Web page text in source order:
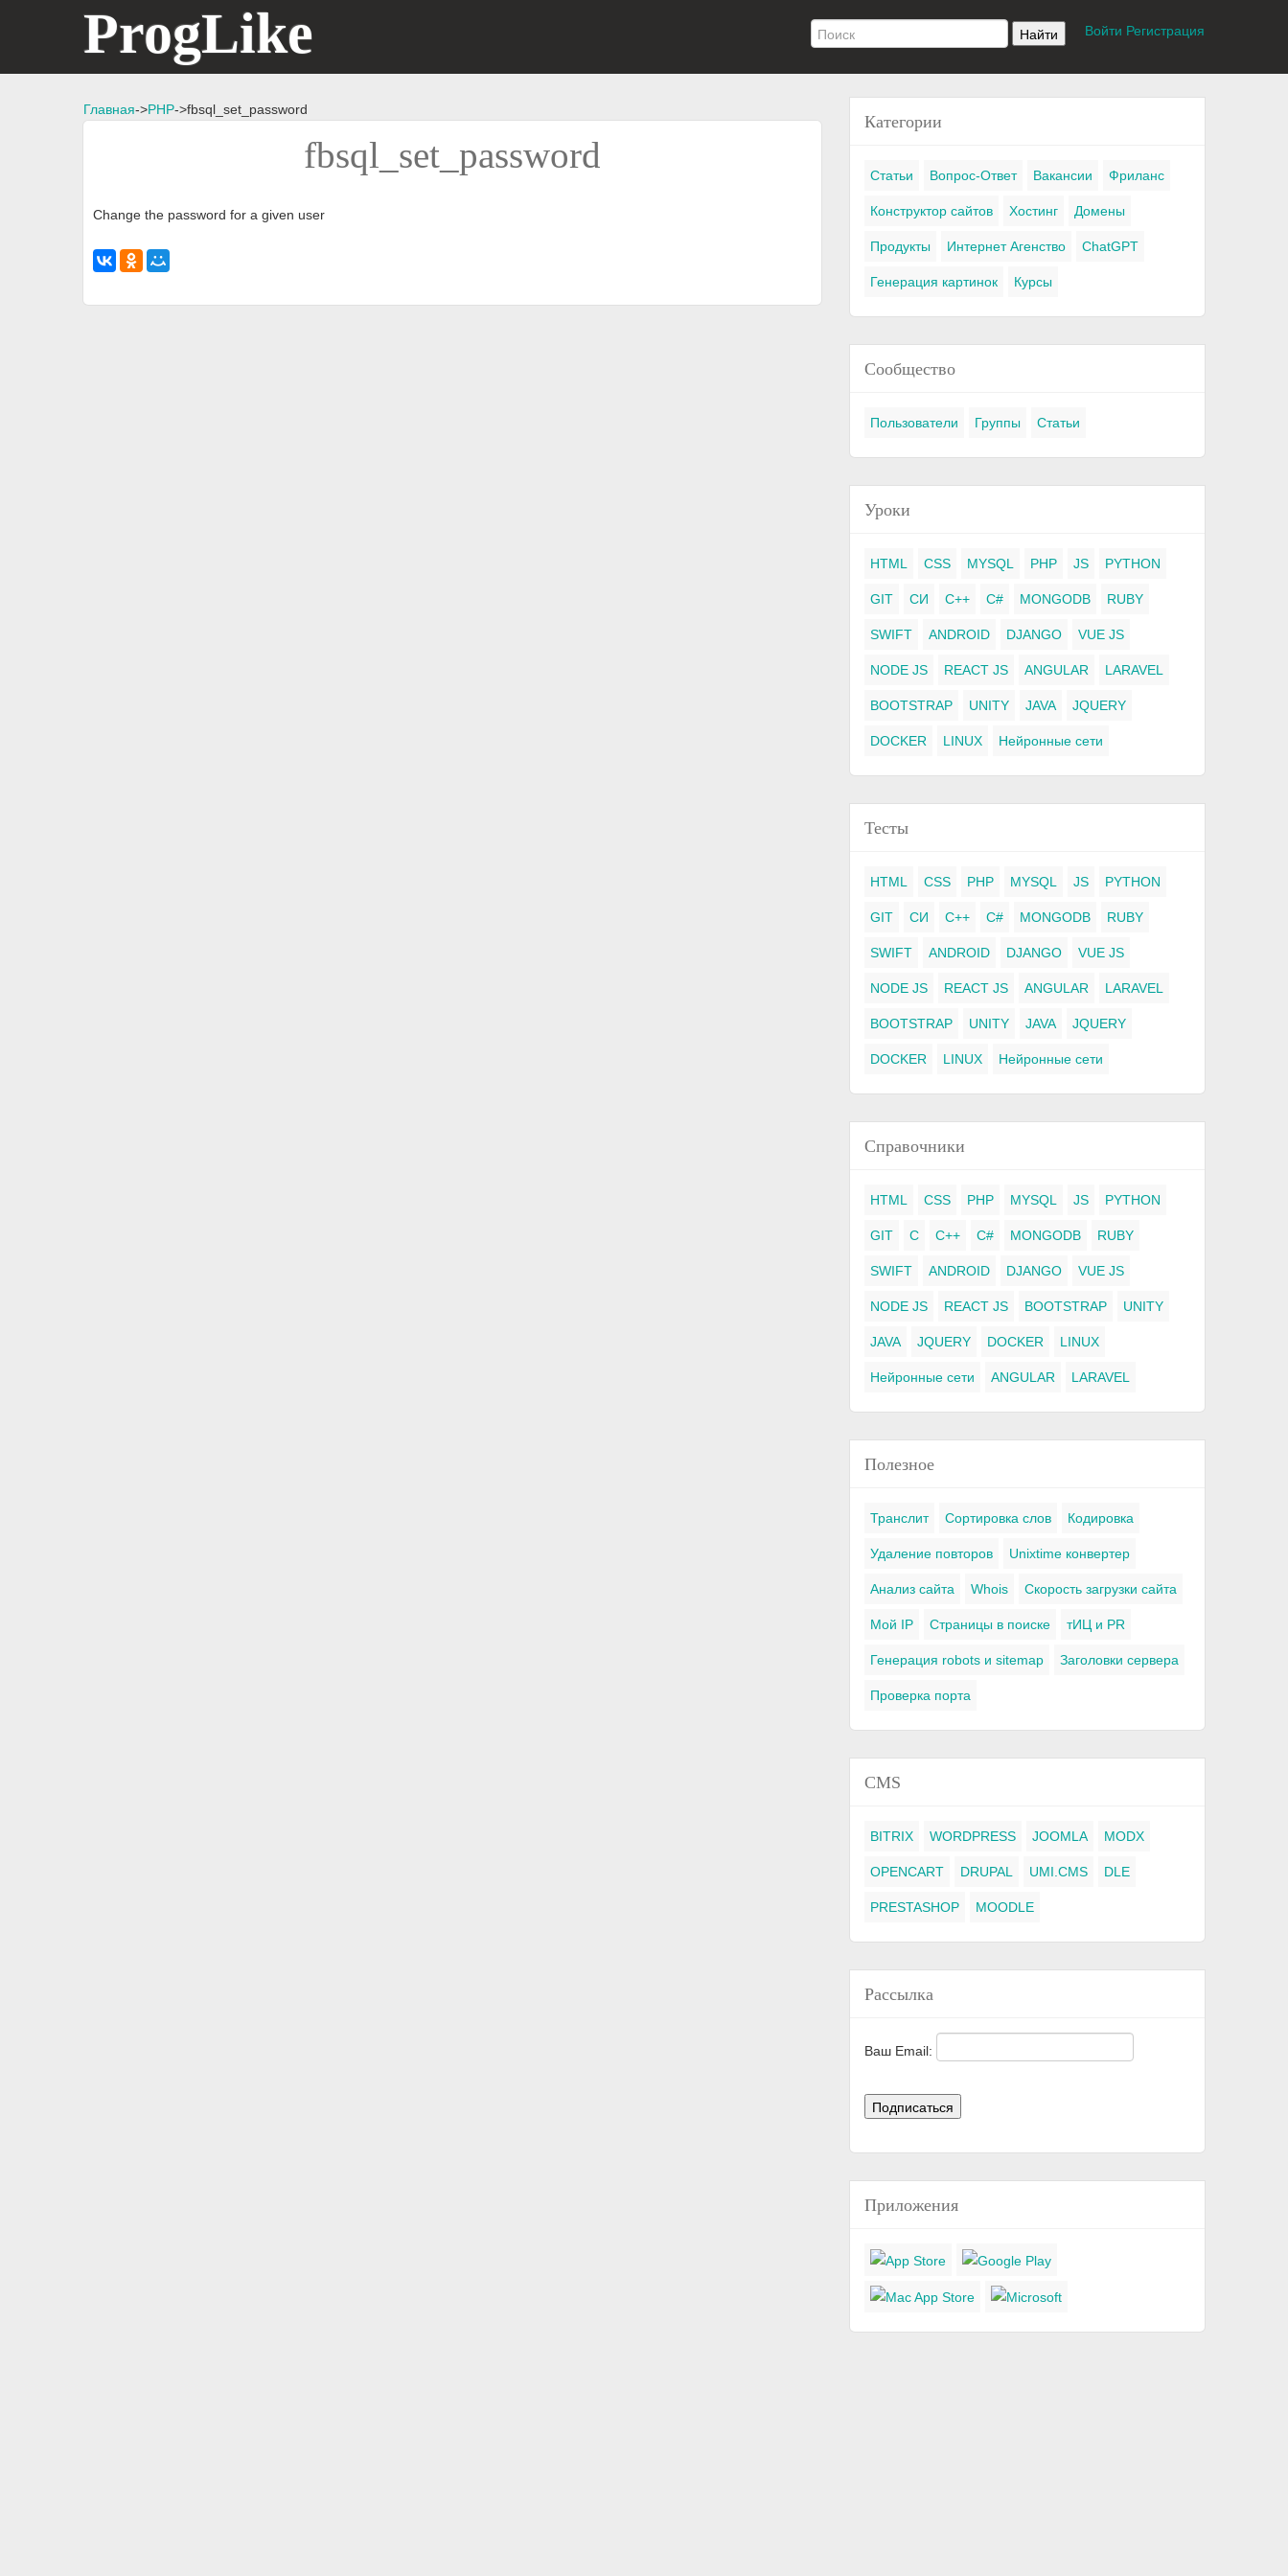
ProgLike Войти Регистрация
Главная->PHP->fbsql_set_password
fbsql_set_password
Change the password for a given user
Категории
Статьи Вопрос-Ответ Вакансии Фриланс
Конструктор сайтов Хостинг Домены
Продукты Интернет Агенство ChatGPT
Генерация картинок Курсы
Сообщество
Пользователи Группы Статьи
Уроки
HTML CSS MYSQL PHP JS PYTHON
GIT СИ C++ C# MONGODB RUBY
SWIFT ANDROID DJANGO VUE JS
NODE JS REACT JS ANGULAR LARAVEL
BOOTSTRAP UNITY JAVA JQUERY
DOCKER LINUX Нейронные сети
Тесты
HTML CSS PHP MYSQL JS PYTHON
GIT СИ C++ C# MONGODB RUBY
SWIFT ANDROID DJANGO VUE JS
NODE JS REACT JS ANGULAR LARAVEL
BOOTSTRAP UNITY JAVA JQUERY
DOCKER LINUX Нейронные сети
Справочники
HTML CSS PHP MYSQL JS PYTHON
GIT C C++ C# MONGODB RUBY
SWIFT ANDROID DJANGO VUE JS
NODE JS REACT JS BOOTSTRAP UNITY
JAVA JQUERY DOCKER LINUX
Нейронные сети ANGULAR LARAVEL
Полезное
Транслит Сортировка слов Кодировка
Удаление повторов Unixtime конвертер
Анализ сайта Whois Скорость загрузки сайта
Мой IP Страницы в поиске тИЦ и PR
Генерация robots и sitemap Заголовки сервера
Проверка порта
CMS
BITRIX WORDPRESS JOOMLA MODX
OPENCART DRUPAL UMI.CMS DLE
PRESTASHOP MOODLE
Рассылка
Ваш Email:
Приложения